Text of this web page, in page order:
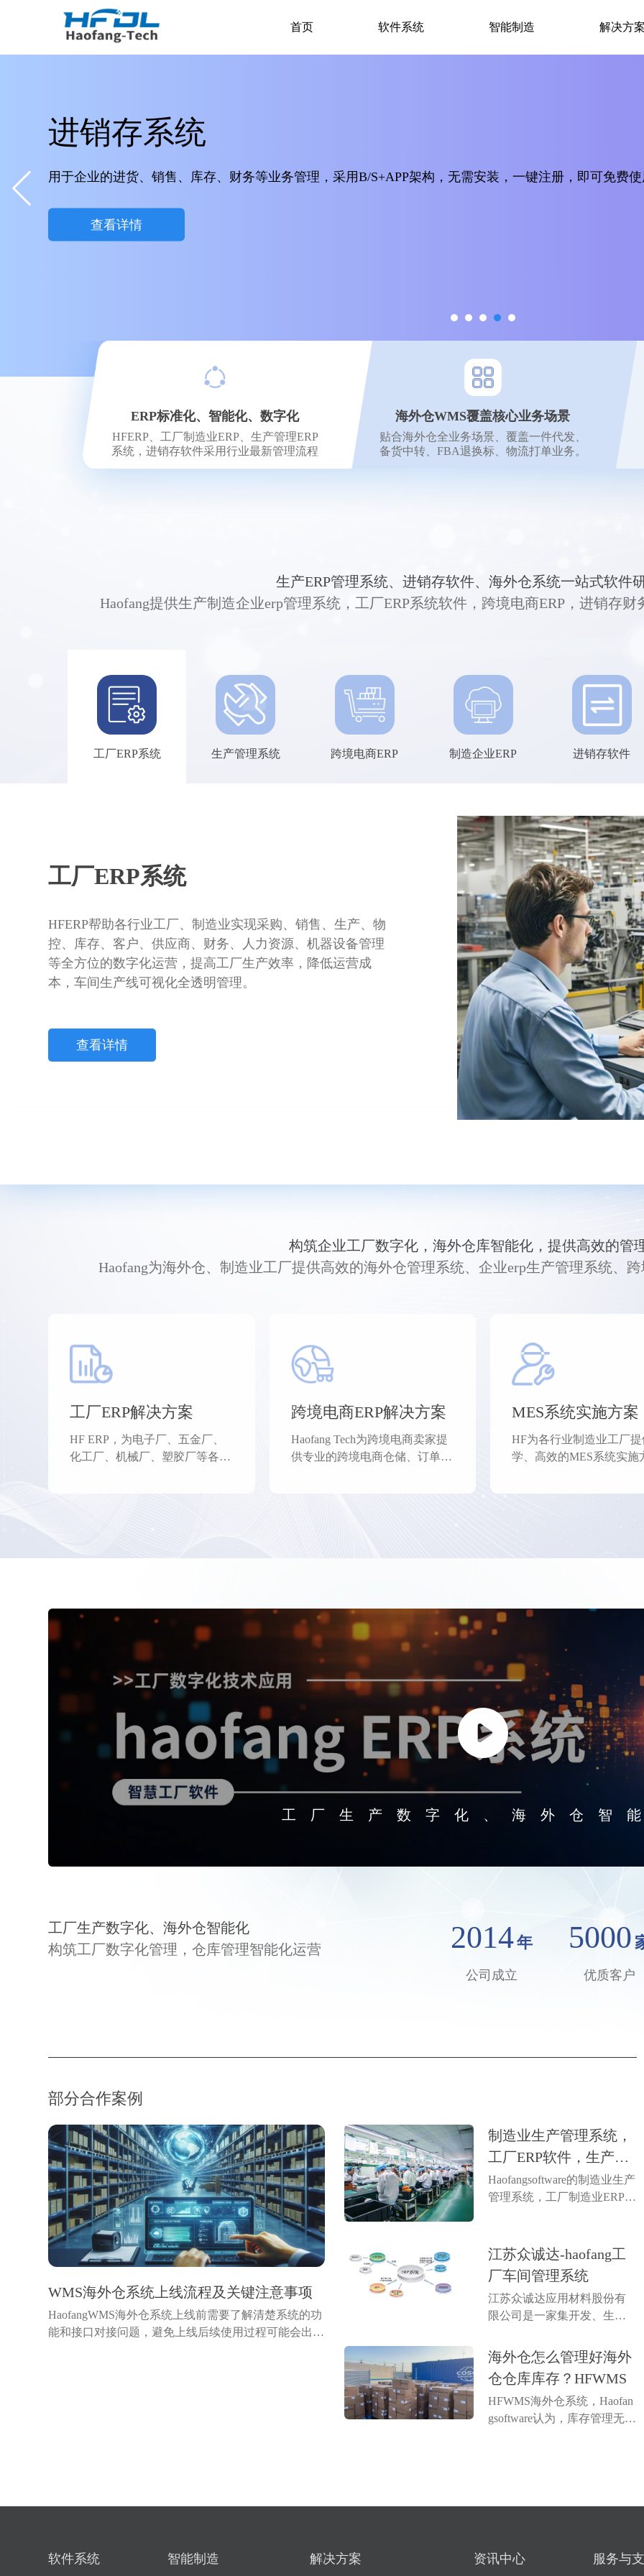
首页 软件系统 智能制造 解决方
进销存系统
用于企业的进货、销售、库存、财务等业务管理，采用B/S+APP架构，无需安装，一键注册，即可免费
查看详情
ERP标准化、智能化、数字化
HFERP、工厂制造业ERP、生产管理ERP
系统，进销存软件采用行业最新管理流程
海外仓WMS覆盖核心业务场景
贴合海外仓全业务场景、覆盖一件代发、
备货中转、FBA退换标、物流打单业务。
生产ERP管理系统、进销存软件、海外仓系统一站式软件
Haofang提供生产制造企业erp管理系统，工厂ERP系统软件，跨境电商ERP，进销存
工厂ERP系统 生产管理系统 跨境电商ERP 制造企业ERP 进销存软件
工厂ERP系统
HFERP帮助各行业工厂、制造业实现采购、销售、生产、物
控、库存、客户、供应商、财务、人力资源、机器设备管理
等全方位的数字化运营，提高工厂生产效率，降低运营成
本，车间生产线可视化全透明管理。
查看详情
构筑企业工厂数字化，海外仓库智能化，提供高效的管
Haofang为海外仓、制造业工厂提供高效的海外仓管理系统、企业erp生产管理系统、
工厂ERP解决方案
HF ERP，为电子厂、五金厂、
化工厂、机械厂、塑胶厂等各类
跨境电商ERP解决方案
Haofang Tech为跨境电商卖家提
供专业的跨境电商仓储、订单管
MES系统实施方案
HF为各行业制造业工厂
学、高效的MES系统实施
工厂生产数字化、海外仓智
工厂生产数字化、海外仓智能化
构筑工厂数字化管理，仓库管理智能化运营
2014年
公司成立
5000
优质客户
部分合作案例
WMS海外仓系统上线流程及关键注意事项
HaofangWMS海外仓系统上线前需要了解清楚系统的功
能和接口对接问题，避免上线后续使用过程可能会出现
制造业生产管理系统，
工厂ERP软件，生产ER
P系统
Haofangsoftware的制造业生产
管理系统，工厂制造业ERP是
实时数据监控、资源调度和
生产计划编排，帮助企业实
现智能化管理。系统能够追
踪原材料库存、生产进度、
设备状态及人...
江苏众诚达-haofang工
厂车间管理系统
江苏众诚达应用材料股份有
限公司是一家集开发、生产
术企业。主营产品各个系列
溅射靶材、蒸发材料、电子
浆料及粉体等新材料；产品
主要广泛用于光伏太阳能、
光学、半导体、智能显示、
海外仓怎么管理好海外
仓仓库库存？HFWMS
HFWMS海外仓系统，Haofan
gsoftware认为，库存管理无论
海外仓系统海外仓想要实现
软件系统 智能制造 解决方案 资讯中心 服务与